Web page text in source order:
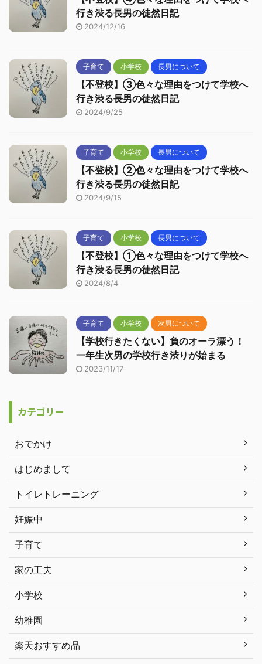
行き渋る長男の徒然日記
2024/12/16
子育て 小学校 長男について
【不登校】③色々な理由をつけて学校へ
行き渋る長男の徒然日記
2024/9/25
子育て 小学校 長男について
【不登校】②色々な理由をつけて学校へ
行き渋る長男の徒然日記
2024/9/15
子育て 小学校 長男について
【不登校】①色々な理由をつけて学校へ
行き渋る長男の徒然日記
2024/8/4
子育て 小学校 次男について
【学校行きたくない】負のオーラ漂う！
一年生次男の学校行き渋りが始まる
2023/11/17
カテゴリー
おでかけ
はじめまして
トイレトレーニング
妊娠中
子育て
家の工夫
小学校
幼稚園
楽天おすすめ品